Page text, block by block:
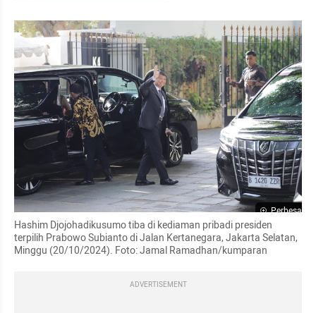
Perbesar
Hashim Djojohadikusumo tiba di kediaman pribadi presiden
terpilih Prabowo Subianto di Jalan Kertanegara, Jakarta Selatan,
Minggu (20/10/2024). Foto: Jamal Ramadhan/kumparan
ADVERTISEMENT